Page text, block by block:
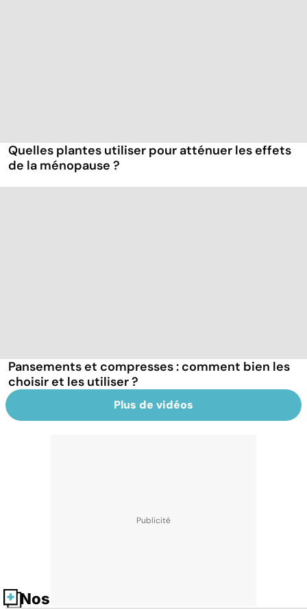
Quelles plantes utiliser pour atténuer les effets
de la ménopause ?
Pansements et compresses : comment bien les
choisir et les utiliser ?
Plus de vidéos
Nos fiches santé